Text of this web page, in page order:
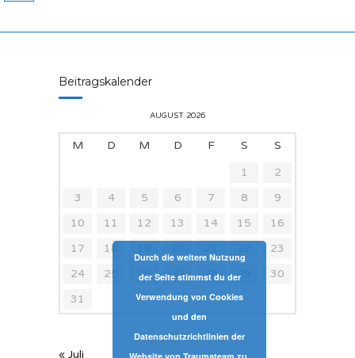
Beitragskalender
AUGUST 2026
M D M D F S
S
1
2
3
4 5 6 7 8
9
10
11 12 13 14 15
16
17
18
23
24
25 26 27 28 29
30
31
« Juli
Durch die weitere Nutzung
der Seite stimmst du der
Verwendung von Cookies
und den
Datenschutzrichtlinien der